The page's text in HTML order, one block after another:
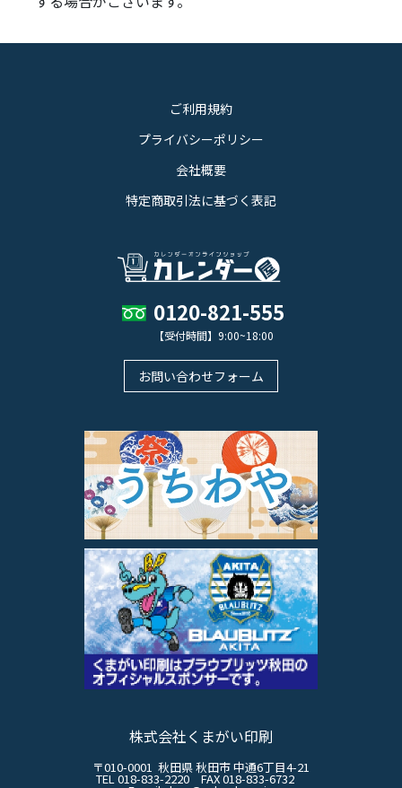
ご利用規約
プライバシーポリシー
会社概要
特定商取引法に基づく表記
0120-821-555
【受付時間】9:00~18:00
お問い合わせフォーム
株式会社くまがい印刷
〒010-0001 秋田県 秋田市 中通6丁目4-21
TEL 018-833-2220 FAX 018-833-6732